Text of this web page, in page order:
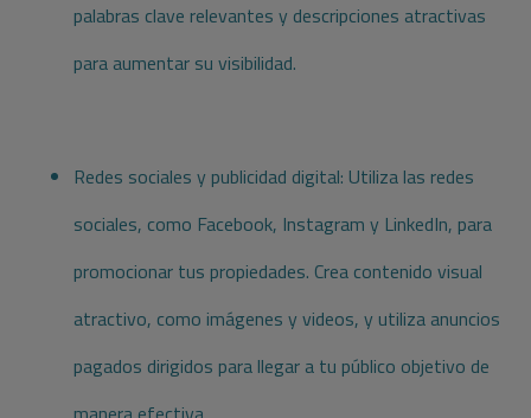
palabras clave relevantes y descripciones atractivas
para aumentar su visibilidad.
Redes sociales y publicidad digital: Utiliza las redes
sociales, como Facebook, Instagram y LinkedIn, para
promocionar tus propiedades. Crea contenido visual
atractivo, como imágenes y videos, y utiliza anuncios
pagados dirigidos para llegar a tu público objetivo de